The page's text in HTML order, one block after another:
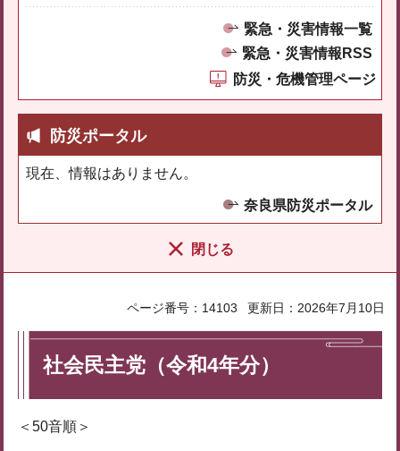
緊急・災害情報一覧
緊急・災害情報RSS
防災・危機管理ページ
防災ポータル
現在、情報はありません。
奈良県防災ポータル
閉じる
ページ番号：14103 更新日：2026年7月10日
社会民主党（令和4年分）
＜50音順＞